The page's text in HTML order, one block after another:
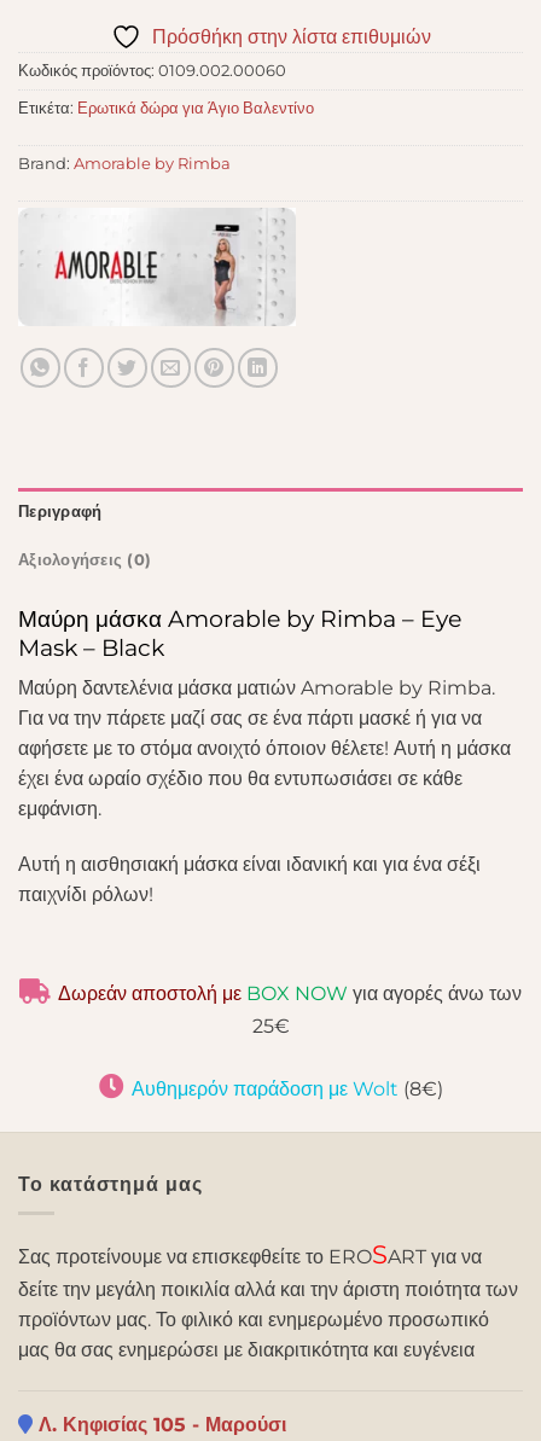
Πρόσθήκη στην λίστα επιθυμιών
Κωδικός προϊόντος: 0109.002.00060
Ετικέτα: Ερωτικά δώρα για Άγιο Βαλεντίνο
Brand: Amorable by Rimba
Περιγραφή
Αξιολογήσεις (0)
Μαύρη μάσκα Amorable by Rimba – Eye
Mask – Black
Μαύρη δαντελένια μάσκα ματιών Amorable by Rimba.
Για να την πάρετε μαζί σας σε ένα πάρτι μασκέ ή για να
αφήσετε με το στόμα ανοιχτό όποιον θέλετε! Αυτή η μάσκα
έχει ένα ωραίο σχέδιο που θα εντυπωσιάσει σε κάθε
εμφάνιση.
Αυτή η αισθησιακή μάσκα είναι ιδανική και για ένα σέξι
παιχνίδι ρόλων!
Δωρεάν αποστολή με BOX NOW για αγορές άνω των
25€
Αυθημερόν παράδοση με Wolt (8€)
Το κατάστημά μας
Σας προτείνουμε να επισκεφθείτε το EROSART για να
δείτε την μεγάλη ποικιλία αλλά και την άριστη ποιότητα των
προϊόντων μας. Το φιλικό και ενημερωμένο προσωπικό
μας θα σας ενημερώσει με διακριτικότητα και ευγένεια
Λ. Κηφισίας 105 - Μαρούσι